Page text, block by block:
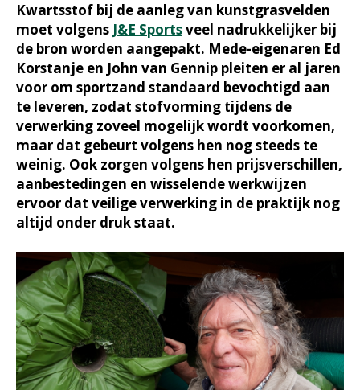
Kwartsstof bij de aanleg van kunstgrasvelden
moet volgens J&E Sportsveel nadrukkelijker bij
de bron worden aangepakt. Mede-eigenaren Ed
Korstanje en John van Gennip pleiten er al jaren
voor om sportzand standaard bevochtigd aan
te leveren, zodat stofvorming tijdens de
verwerking zoveel mogelijk wordt voorkomen,
maar dat gebeurt volgens hen nog steeds te
weinig. Ook zorgen volgens hen prijsverschillen,
aanbestedingen en wisselende werkwijzen
ervoor dat veilige verwerking in de praktijk nog
altijd onder druk staat.